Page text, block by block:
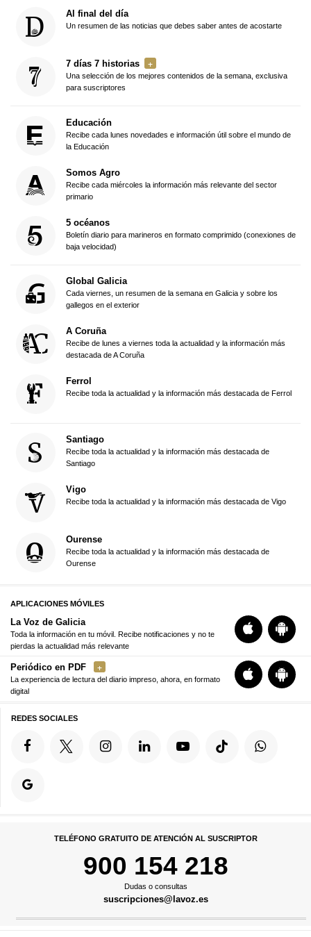
Al final del día
Un resumen de las noticias que debes saber antes de acostarte
7 días 7 historias
Una selección de los mejores contenidos de la semana, exclusiva
para suscriptores
Educación
Recibe cada lunes novedades e información útil sobre el mundo de
la Educación
Somos Agro
Recibe cada miércoles la información más relevante del sector
primario
5 océanos
Boletín diario para marineros en formato comprimido (conexiones de
baja velocidad)
Global Galicia
Cada viernes, un resumen de la semana en Galicia y sobre los
gallegos en el exterior
A Coruña
Recibe de lunes a viernes toda la actualidad y la información más
destacada de A Coruña
Ferrol
Recibe toda la actualidad y la información más destacada de Ferrol
Santiago
Recibe toda la actualidad y la información más destacada de
Santiago
Vigo
Recibe toda la actualidad y la información más destacada de Vigo
Ourense
Recibe toda la actualidad y la información más destacada de
Ourense
APLICACIONES MÓVILES
La Voz de Galicia
Toda la información en tu móvil. Recibe notificaciones y no te
pierdas la actualidad más relevante
Periódico en PDF
La experiencia de lectura del diario impreso, ahora, en formato
digital
REDES SOCIALES
TELÉFONO GRATUITO DE ATENCIÓN AL SUSCRIPTOR
900 154 218
Dudas o consultas
suscripciones@lavoz.es